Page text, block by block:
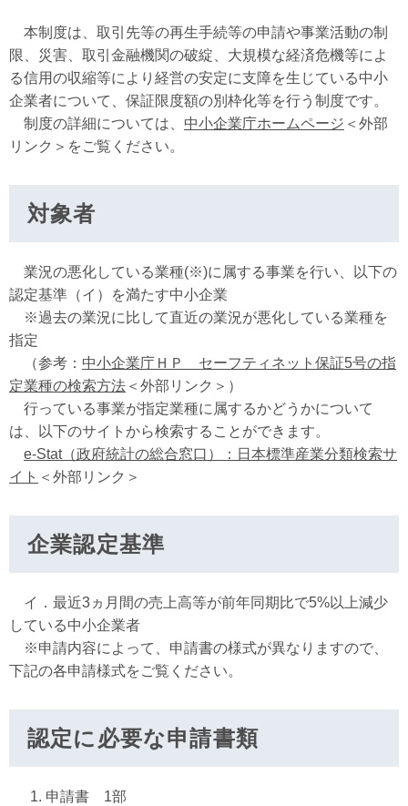
本制度は、取引先等の再生手続等の申請や事業活動の制
限、災害、取引金融機関の破綻、大規模な経済危機等によ
る信用の収縮等により経営の安定に支障を生じている中小
企業者について、保証限度額の別枠化等を行う制度です。
制度の詳細については、 中小企業庁ホームページ ＜外部
リンク＞ をご覧ください。
対象者
業況の悪化している業種(※)に属する事業を行い、以下の
認定基準（イ）を満たす中小企業
※過去の業況に比して直近の業況が悪化している業種を
指定
（参考： 中小企業庁ＨＰ セーフティネット保証5号の指
定業種の検索方法 ＜外部リンク＞ ）
行っている事業が指定業種に属するかどうかについて
は、以下のサイトから検索することができます。
e-Stat（政府統計の総合窓口）：日本標準産業分類検索サ
イト ＜外部リンク＞
企業認定基準
イ．最近3ヵ月間の売上高等が前年同期比で5%以上減少
している中小企業者
※申請内容によって、申請書の様式が異なりますので、
下記の各申請様式をご覧ください。
認定に必要な申請書類
申請書 1部